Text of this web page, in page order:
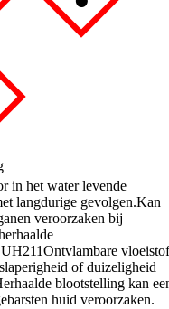
in het water levende
langdurige gevolgen.Kan
veroorzaken bij
Ontvlambare vloeistof
of duizeligheid
blootstelling kan
huid veroorzaken.